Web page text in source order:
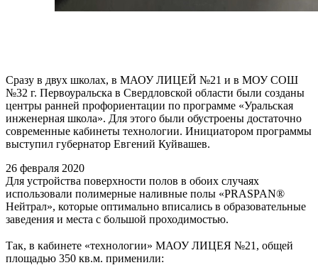
Сразу в двух школах, в МАОУ ЛИЦЕЙ №21 и в МОУ СОШ
№32 г. Первоуральска в Свердловской области были созданы
центры ранней профориентации по программе «Уральская
инженерная школа». Для этого были обустроены достаточно
современные кабинеты технологии. Инициатором программы
выступил губернатор Евгений Куйвашев.
26 февраля 2020
Для устройства поверхности полов в обоих случаях
использовали полимерные наливные полы «PRASPAN®
Нейтрал», которые оптимально вписались в образовательные
заведения и места с большой проходимостью.
Так, в кабинете «технологии» МАОУ ЛИЦЕЯ №21, общей
площадью 350 кв.м. применили: